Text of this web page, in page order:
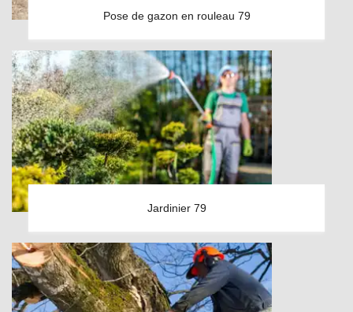
Pose de gazon en rouleau 79
Jardinier 79